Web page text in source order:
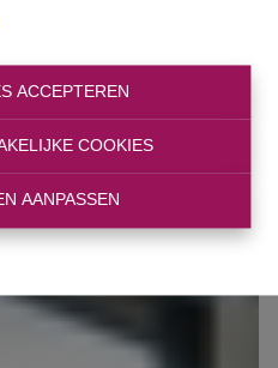
ACCEPTEREN
COOKIES
AANPASSEN